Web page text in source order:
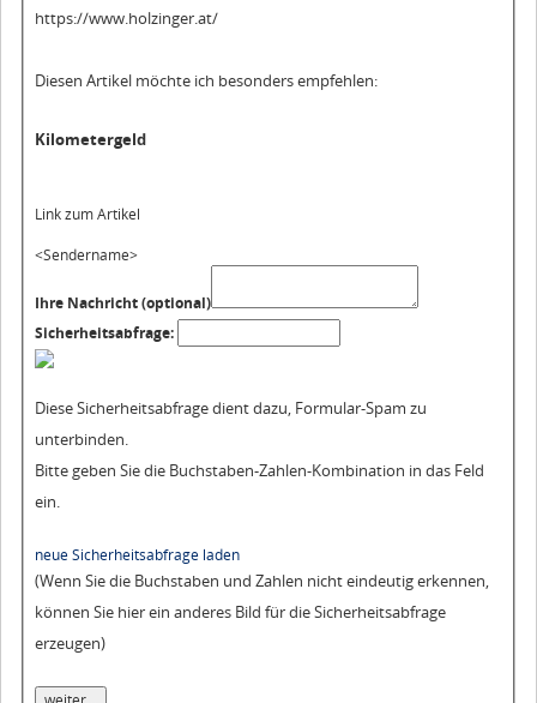
https://www.holzinger.at/
Diesen Artikel möchte ich besonders empfehlen:
Kilometergeld
Link zum Artikel
<Sendername>
Ihre Nachricht (optional)
Sicherheitsabfrage:
Diese Sicherheitsabfrage dient dazu, Formular-Spam zu
unterbinden.
Bitte geben Sie die Buchstaben-Zahlen-Kombination in das Feld
ein.
neue Sicherheitsabfrage laden
(Wenn Sie die Buchstaben und Zahlen nicht eindeutig erkennen,
können Sie hier ein anderes Bild für die Sicherheitsabfrage
erzeugen)